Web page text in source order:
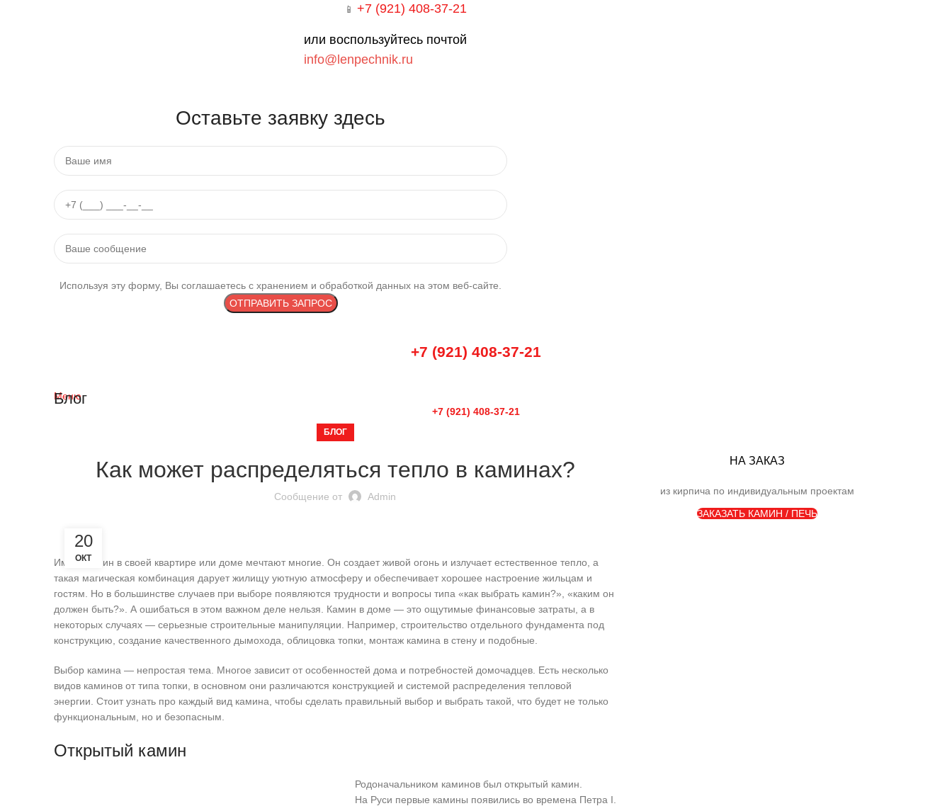
📱 +7 (921) 408-37-21
или воспользуйтесь почтой
info@lenpechnik.ru
Оставьте заявку здесь
Используя эту форму, Вы соглашаетесь с хранением и обработкой данных на этом веб-сайте.
+7 (921) 408-37-21
Меню
+7 (921) 408-37-21
Блог
БЛОГ
Как может распределяться тепло в каминах?
Сообщение от Admin
20
ОКТ
Иметь камин в своей квартире или доме мечтают многие. Он создает живой огонь и излучает естественное тепло, а
такая магическая комбинация дарует жилищу уютную атмосферу и обеспечивает хорошее настроение жильцам и
гостям. Но в большинстве случаев при выборе появляются трудности и вопросы типа «как выбрать камин?», «каким он
должен быть?». А ошибаться в этом важном деле нельзя. Камин в доме — это ощутимые финансовые затраты, а в
некоторых случаях — серьезные строительные манипуляции. Например, строительство отдельного фундамента под
конструкцию, создание качественного дымохода, облицовка топки, монтаж камина в стену и подобные.
Выбор камина — непростая тема. Многое зависит от особенностей дома и потребностей домочадцев. Есть несколько
видов каминов от типа топки, в основном они различаются конструкцией и системой распределения тепловой
энергии. Стоит узнать про каждый вид камина, чтобы сделать правильный выбор и выбрать такой, что будет не только
функциональным, но и безопасным.
Открытый камин
Родоначальником каминов был открытый камин.
На Руси первые камины появились во времена Петра I.
НА ЗАКАЗ
из кирпича по индивидуальным проектам
ЗАКАЗАТЬ КАМИН / ПЕЧЬ